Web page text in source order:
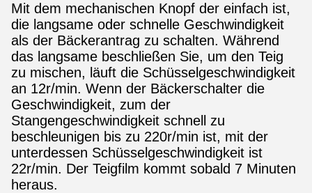
Mit dem mechanischen Knopf der einfach ist,
die langsame oder schnelle Geschwindigkeit
als der Bäckerantrag zu schalten. Während
das langsame beschließen Sie, um den Teig
zu mischen, läuft die Schüsselgeschwindigkeit
an 12r/min. Wenn der Bäckerschalter die
Geschwindigkeit, zum der
Stangengeschwindigkeit schnell zu
beschleunigen bis zu 220r/min ist, mit der
unterdessen Schüsselgeschwindigkeit ist
22r/min. Der Teigfilm kommt sobald 7 Minuten
heraus.